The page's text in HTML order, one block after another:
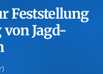
Feststellung
Jagd-